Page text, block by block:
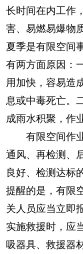
长时间在内工作
害、易燃易爆物
夏季是有限空间
有两方面原因：
用加快，容易造
息或中毒死亡。
成雨水积聚，作
有限空间作业
通风、再检测、
良好、检测达标
提醒的是，有限
关人员应当立即
实施救援时，应
吸器具、救援器